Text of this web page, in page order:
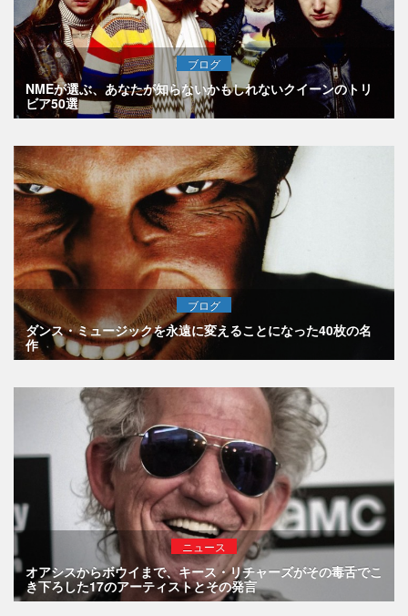
ブログ
NMEが選ぶ、あなたが知らないかもしれないクイーンのトリ
ビア50選
ブログ
ダンス・ミュージックを永遠に変えることになった40枚の名
作
ニュース
オアシスからボウイまで、キース・リチャーズがその毒舌でこ
き下ろした17のアーティストとその発言